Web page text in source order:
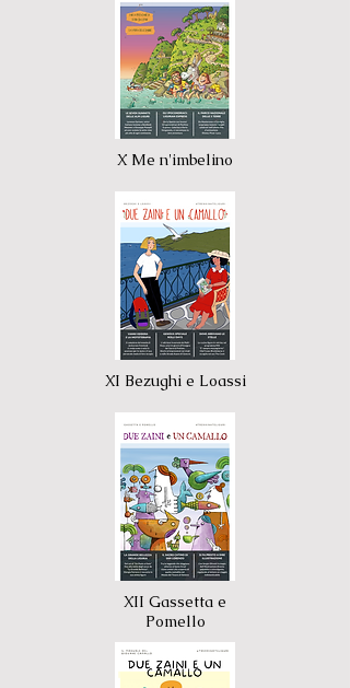
X Me n'imbelino
XI Bezughi e Loassi
XII Gassetta e
Pomello